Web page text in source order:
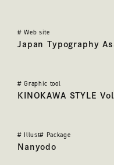
日本タイポグラフィ
Japan Typography
# Web site
KINOKAWA STYLE
KINOKAWA STYLE
# Graphic tool
南曜堂 天領もなか・
Nanyodo
# Illust# Package